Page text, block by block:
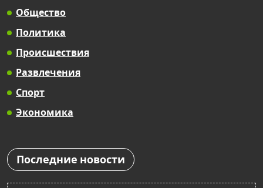
Общество
Политика
Происшествия
Развлечения
Спорт
Экономика
Последние новости